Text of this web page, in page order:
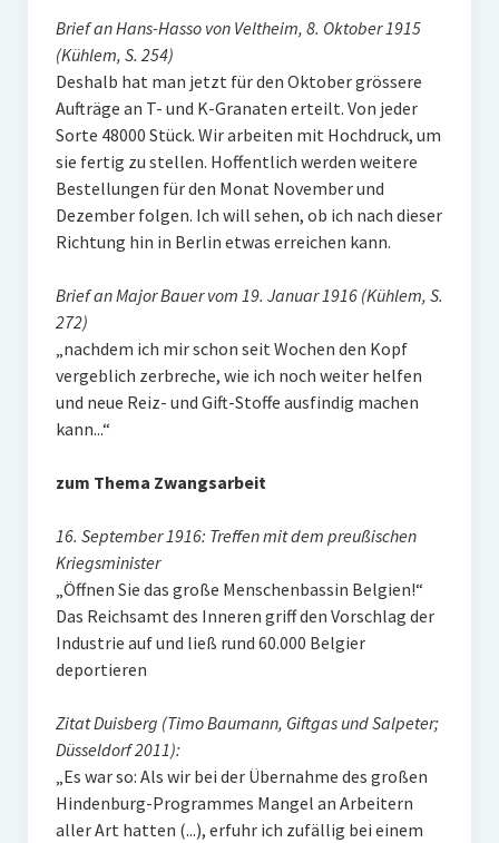
Brief an Hans-Hasso von Veltheim, 8. Oktober 1915
(Kühlem, S. 254)
Deshalb hat man jetzt für den Oktober grössere
Aufträge an T- und K-Granaten erteilt. Von jeder
Sorte 48000 Stück. Wir arbeiten mit Hochdruck, um
sie fertig zu stellen. Hoffentlich werden weitere
Bestellungen für den Monat November und
Dezember folgen. Ich will sehen, ob ich nach dieser
Richtung hin in Berlin etwas erreichen kann.
Brief an Major Bauer vom 19. Januar 1916 (Kühlem, S.
272)
„nachdem ich mir schon seit Wochen den Kopf
vergeblich zerbreche, wie ich noch weiter helfen
und neue Reiz- und Gift-Stoffe ausfindig machen
kann...“
zum Thema Zwangsarbeit
16. September 1916: Treffen mit dem preußischen
Kriegsminister
„Öffnen Sie das große Menschenbassin Belgien!“
Das Reichsamt des Inneren griff den Vorschlag der
Industrie auf und ließ rund 60.000 Belgier
deportieren
Zitat Duisberg (Timo Baumann, Giftgas und Salpeter;
Düsseldorf 2011):
„Es war so: Als wir bei der Übernahme des großen
Hindenburg-Programmes Mangel an Arbeitern
aller Art hatten (...), erfuhr ich zufällig bei einem